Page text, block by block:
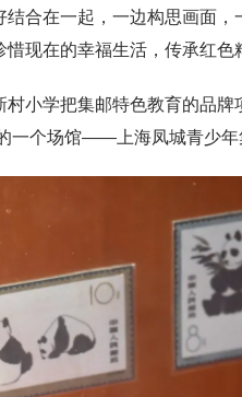
合在一起，一边构思画面
现在的幸福生活，传承红色
学把集邮特色教育的品牌
一个场馆——上海凤城青少年